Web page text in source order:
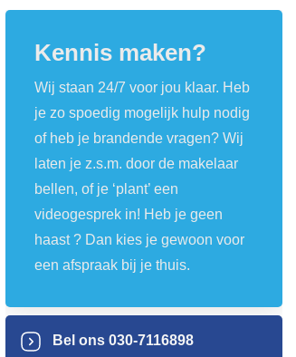
Kennis maken?
Wij staan 24/7 voor jou klaar. Heb
je zo spoedig mogelijk hulp nodig
of heb je brandende vragen? Wij
laten je z.s.m. door de makelaar
bellen, of je ‘plant’ een
videogesprek in! Heb je geen
haast ? Dan kies je gewoon voor
een afspraak bij je thuis.
Bel ons 030-7116898